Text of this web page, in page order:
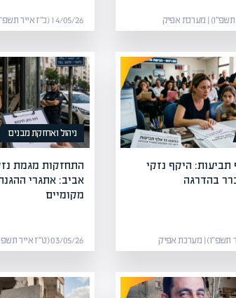
14/05/26 (כ״ז אייר תשפ״ו) | מערכת אפיק
אלף תביעות: היקף נזקי
בהדרגה
ניהול ואחזקת מבנים
התחזקות מגמת
אביב: אתגרי
מקומיים
03/05/26 (ט״ז אייר תשפ״ו) | מערכת אפיק